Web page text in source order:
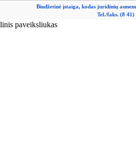
Biudžetinė įstaiga, kodas juridinių
Tel./faks. (8